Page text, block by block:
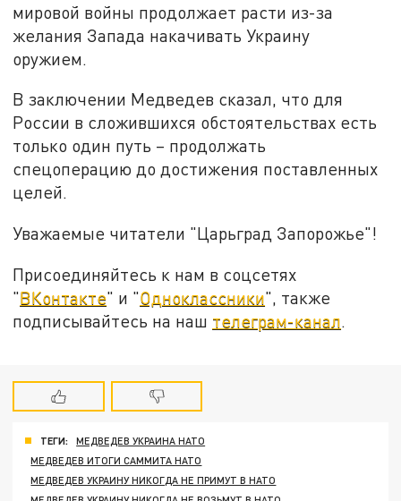
мировой войны продолжает расти из-за
желания Запада накачивать Украину
оружием.
В заключении Медведев сказал, что для
России в сложившихся обстоятельствах есть
только один путь – продолжать
спецоперацию до достижения поставленных
целей.
Уважаемые читатели "Царьград Запорожье"!
Присоединяйтесь к нам в соцсетях
"ВКонтакте" и "Одноклассники", также
подписывайтесь на наш телеграм-канал.
ТЕГИ:
МЕДВЕДЕВ УКРАИНА НАТО
МЕДВЕДЕВ ИТОГИ САММИТА НАТО
МЕДВЕДЕВ УКРАИНУ НИКОГДА НЕ ПРИМУТ В НАТО